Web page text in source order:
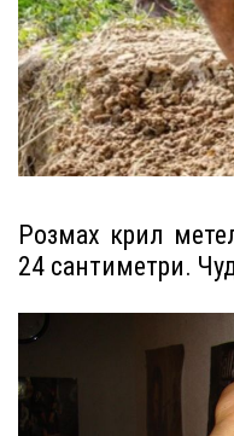
Розмах крил
24 сантиметри.